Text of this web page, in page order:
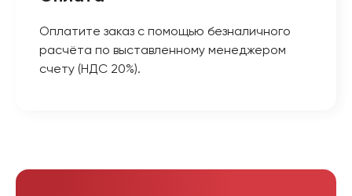
Оплатите заказ с помощью безналичного
расчёта по выставленному менеджером
счету (НДС 20%).